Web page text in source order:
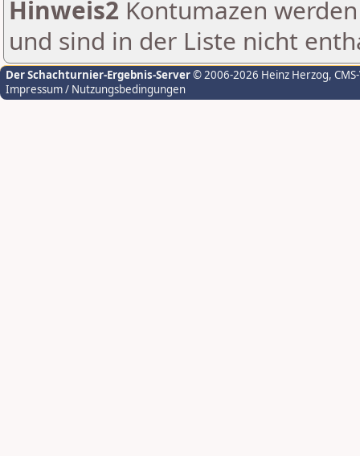
Hinweis2 Kontumazen
und sind in der Liste nicht
Der Schachturnier-Ergebnis-Server© 2006-2026 Heinz Herzog,
Impressum / Nutzungsbedingungen